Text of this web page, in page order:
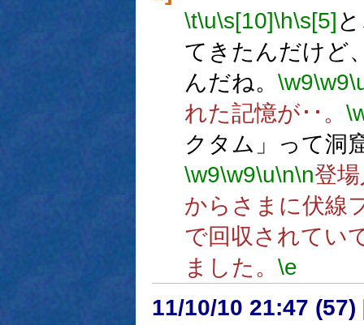
\t\u\s[10]\h\s[5]
てきたんだけど
んだね。 \w9\w9
れた記憶が･･。
クタム」って洞
\w9\w9\u\n\n登
からさまに伏線
で回収されてい
ました。 \e
11/10/10 21:47 (57)